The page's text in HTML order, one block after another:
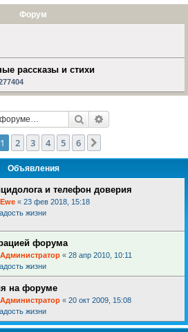
Форум
рассказы и стихи
Поиск
1 2 3 4 5 6
Объявления
и телефон доверия
Ewe « 23 фев 2018, 15:18
жизни
форума
Администратор « 28 апр 2010, 10:11
жизни
на форуме
Администратор « 20 окт 2009, 15:08
жизни